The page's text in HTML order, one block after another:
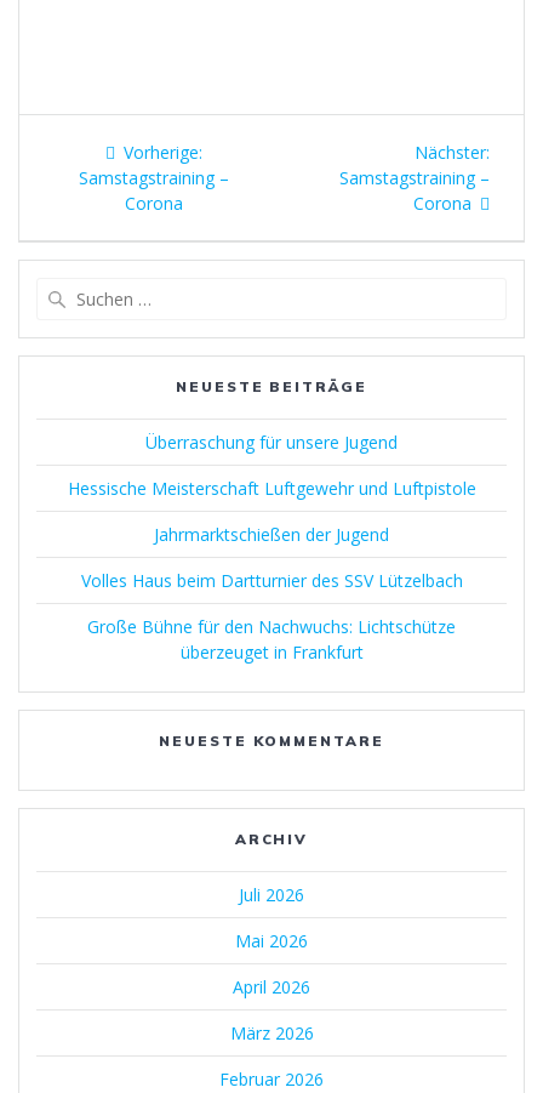
Beitragsnavigation
Vorherige:Vorheriger
Beitrag:
Samstagstraining –
Corona
Nächster:
Samstagstraining –
Corona
NEUESTE BEITRÄGE
Überraschung für unsere Jugend
Hessische Meisterschaft Luftgewehr und Luftpistole
Jahrmarktschießen der Jugend
Volles Haus beim Dartturnier des SSV Lützelbach
Große Bühne für den Nachwuchs: Lichtschütze
überzeuget in Frankfurt
NEUESTE KOMMENTARE
ARCHIV
Juli 2026
Mai 2026
April 2026
März 2026
Februar 2026